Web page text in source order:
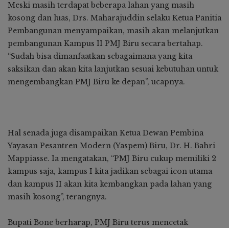
Meski masih terdapat beberapa lahan yang masih
kosong dan luas, Drs. Maharajuddin selaku Ketua Panitia
Pembangunan menyampaikan, masih akan melanjutkan
pembangunan Kampus II PMJ Biru secara bertahap.
“Sudah bisa dimanfaatkan sebagaimana yang kita
saksikan dan akan kita lanjutkan sesuai kebutuhan untuk
mengembangkan PMJ Biru ke depan”, ucapnya.
Hal senada juga disampaikan Ketua Dewan Pembina
Yayasan Pesantren Modern (Yaspem) Biru, Dr. H. Bahri
Mappiasse. Ia mengatakan, “PMJ Biru cukup memiliki 2
kampus saja, kampus I kita jadikan sebagai icon utama
dan kampus II akan kita kembangkan pada lahan yang
masih kosong”, terangnya.
Bupati Bone berharap, PMJ Biru terus mencetak